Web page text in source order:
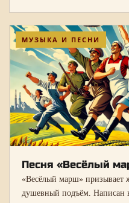
МУЗЫКА И ПЕСНИ
Песня «Весёлый
«Весёлый марш» призывает
душевный подъём. Написан